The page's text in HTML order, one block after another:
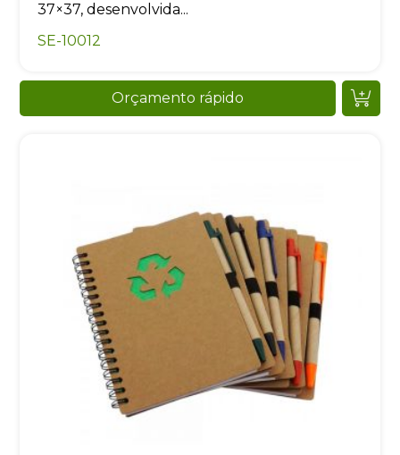
37×37, desenvolvida...
SE-10012
Orçamento rápido